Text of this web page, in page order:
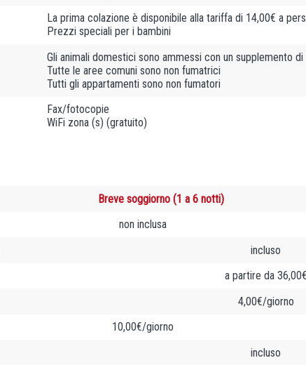
La prima colazione è disponibile alla tariffa di 14,00€ a
Prezzi speciali per i bambini
Gli animali domestici sono ammessi con un supplemento
Tutte le aree comuni sono non fumatrici
Tutti gli appartamenti sono non fumatori
Fax/fotocopie
WiFi zona (s) (gratuito)
Breve soggiorno (1 a 6 notti)
non inclusa
incluso
a partire da 36,00€
4,00€/giorno
10,00€/giorno
incluso